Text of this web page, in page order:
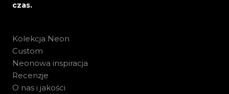
czas.
Kolekcja Neon
Custom
Neonowa inspiracja
Recenzje
O nas i jakości